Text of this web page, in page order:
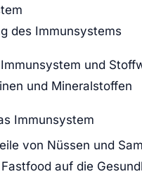
des Immunsystems
und
und Mineralstoffen
Immunsystem
von Nüssen und
auf die